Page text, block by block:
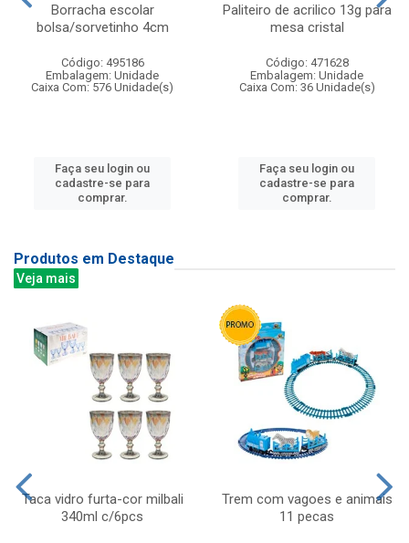
Borracha escolar
bolsa/sorvetinho 4cm
Código: 495186
Embalagem: Unidade
Caixa Com: 576 Unidade(s)
Faça seu login ou
cadastre-se para
comprar.
Paliteiro de acrilico 13g para
mesa cristal
Código: 471628
Embalagem: Unidade
Caixa Com: 36 Unidade(s)
Faça seu login ou
cadastre-se para
comprar.
Produtos em Destaque
Veja mais
Taca vidro furta-cor milbali
340ml c/6pcs
Trem com vagoes e animais
11 pecas